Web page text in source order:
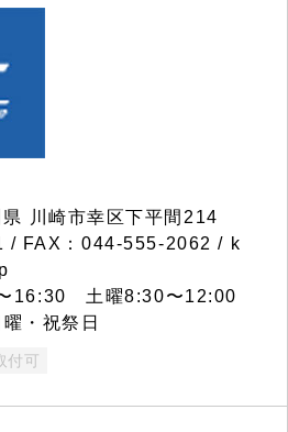
川崎市幸区下平間214
/ FAX：044-555-2062 / k
16:30 土曜8:30〜12:00
・祝祭日
付可